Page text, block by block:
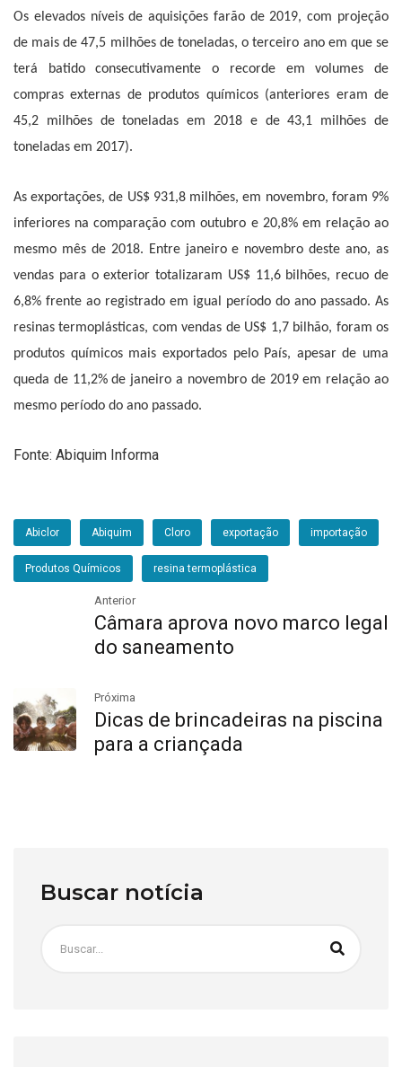
Os elevados níveis de aquisições farão de 2019, com projeção
de mais de 47,5 milhões de toneladas, o terceiro ano em que se
terá batido consecutivamente o recorde em volumes de
compras externas de produtos químicos (anteriores eram de
45,2 milhões de toneladas em 2018 e de 43,1 milhões de
toneladas em 2017).
As exportações, de US$ 931,8 milhões, em novembro, foram 9%
inferiores na comparação com outubro e 20,8% em relação ao
mesmo mês de 2018. Entre janeiro e novembro deste ano, as
vendas para o exterior totalizaram US$ 11,6 bilhões, recuo de
6,8% frente ao registrado em igual período do ano passado. As
resinas termoplásticas, com vendas de US$ 1,7 bilhão, foram os
produtos químicos mais exportados pelo País, apesar de uma
queda de 11,2% de janeiro a novembro de 2019 em relação ao
mesmo período do ano passado.
Fonte: Abiquim Informa
Abiclor Abiquim Cloro exportação importação
Produtos Químicos resina termoplástica
Anterior
Câmara aprova novo marco legal
do saneamento
Próxima
Dicas de brincadeiras na piscina
para a criançada
Buscar notícia